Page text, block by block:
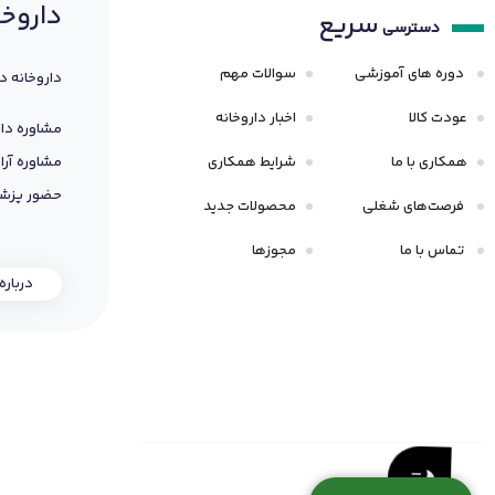
دسترسی سریع
دوره های آموزشی
عودت کالا
همکاری با ما
فرصت‌های شغلی
تماس با ما
سوالات مهم
اخبار داروخانه
شرایط همکاری
محصولات جدید
مجوزها
مشاوره
مشاوره
حضور